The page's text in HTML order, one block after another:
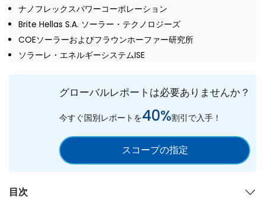
ナノフレックスパワーコーポレーション
Brite Hellas S.A. ソーラー・テクノロジーズ
COEソーラーおよびフラウンホーファー研究所
ソラーレ・エネルギーシステムISE
グローバルレポートは必要ありませんか？
今すぐ国別レポートを40%割引で入手！
スコープの指定
目次